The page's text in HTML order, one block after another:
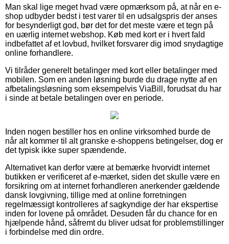
Man skal lige meget hvad være opmærksom på, at når en e-
shop udbyder bedst i test varer til en udsalgspris der anses
for besynderligt god, bør det for det meste være et tegn på
en uærlig internet webshop. Køb med kort er i hvert fald
indbefattet af et lovbud, hvilket forsvarer dig imod snydagtige
online forhandlere.
Vi tilråder generelt betalinger med kort eller betalinger med
mobilen. Som en anden løsning burde du drage nytte af en
afbetalingsløsning som eksempelvis ViaBill, forudsat du har
i sinde at betale betalingen over en periode.
Inden nogen bestiller hos en online virksomhed burde de
når alt kommer til alt granske e-shoppens betingelser, dog er
det typisk ikke super spændende.
Alternativet kan derfor være at bemærke hvorvidt internet
butikken er verificeret af e-mærket, siden det skulle være en
forsikring om at internet forhandleren anerkender gældende
dansk lovgivning, tillige med at online forretningen
regelmæssigt kontrolleres af sagkyndige der har ekspertise
inden for lovene på området. Desuden får du chance for en
hjælpende hånd, såfremt du bliver udsat for problemstillinger
i forbindelse med din ordre.